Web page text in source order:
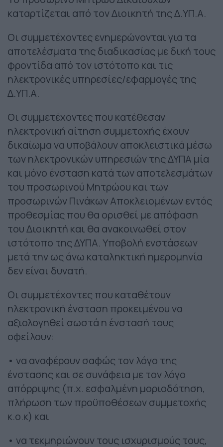
καταρτίζεται από τον Διοικητή της Δ.ΥΠ.Α.
Οι συμμετέχοντες ενημερώνονται για τα
αποτελέσματα της διαδικασίας με δική τους
φροντίδα από τον ιστότοπο και τις
ηλεκτρονικές υπηρεσίες/εφαρμογές της
Δ.ΥΠ.Α.
Οι συμμετέχοντες που κατέθεσαν
ηλεκτρονική αίτηση συμμετοχής έχουν
δικαίωμα να υποβάλουν αποκλειστικά μέσω
των ηλεκτρονικών υπηρεσιών της ΔΥΠΑ μία
και μόνο ένσταση κατά των αποτελεσμάτων
του προσωρινού Μητρώου και των
προσωρινών Πινάκων Αποκλειομένων εντός
προθεσμίας που θα ορισθεί με απόφαση
του Διοικητή και θα ανακοινωθεί στον
ιστότοπο της ΔΥΠΑ. Υποβολή ενστάσεων
μετά την ως άνω καταληκτική ημερομηνία
δεν είναι δυνατή.
Οι συμμετέχοντες που καταθέτουν
ηλεκτρονική ένσταση προκειμένου να
αξιολογηθεί σωστά η ένστασή τους
οφείλουν:
• να αναφέρουν σαφώς τον λόγο της
ένστασης και σε συνάφεια με τον λόγο
απόρριψης (π.χ. εσφαλμένη μοριοδότηση,
πλήρωση των προϋποθέσεων συμμετοχής
κ.ο.κ) και
• να τεκμηριώνουν τους ισχυρισμούς τους,